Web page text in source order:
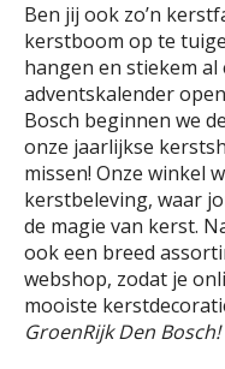
Ben jij ook zo’n
kerstboom op te
hangen en stiekem al
adventskalender
Bosch beginnen we de
onze jaarlijkse
missen! Onze winkel
kerstbeleving, waar
de magie van kerst.
ook een breed
webshop, zodat je
mooiste
GroenRijk Den Bosch!